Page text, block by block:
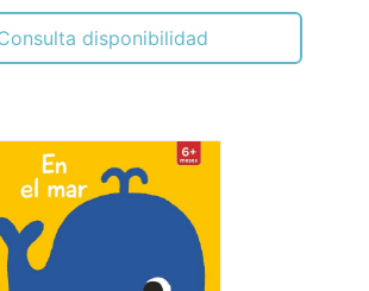
disponibilidad